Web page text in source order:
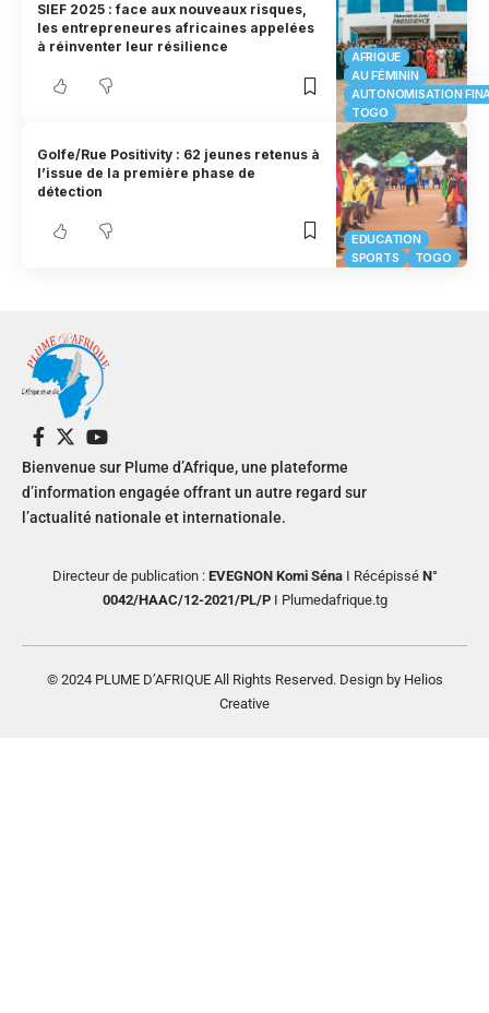
AFRIQUE
AU FÉMININ
AUTONOMISATION
TOGO
SIEF 2025 : face aux nouveaux risques,
les entrepreneures africaines appelées
à réinventer leur résilience
EDUCATION
SPORTS
TOGO
Golfe/Rue Positivity : 62 jeunes retenus à
l’issue de la première phase de
détection
Bienvenue sur Plume d’Afrique, une plateforme
d’information engagée offrant un autre regard sur
l’actualité nationale et internationale.
Directeur de publication : EVEGNON Komi SénaI RécépisséN°
0042/HAAC/12-2021/PL/PI Plumedafrique.tg
© 2024 PLUME D’AFRIQUE All Rights Reserved. Design by Helios
Creative